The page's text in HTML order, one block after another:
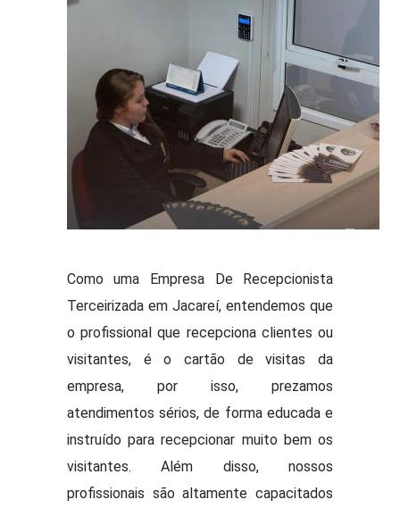
Como uma Empresa De Recepcionista
Terceirizada em Jacareí, entendemos que
o profissional que recepciona clientes ou
visitantes, é o cartão de visitas da
empresa, por isso, prezamos
atendimentos sérios, de forma educada e
instruído para recepcionar muito bem os
visitantes. Além disso, nossos
profissionais são altamente capacitados